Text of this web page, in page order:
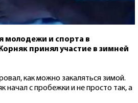
молодежи и спорта в
принял участие в зимней
как можно закаляться зимой.
начал с пробежки и не просто так, а